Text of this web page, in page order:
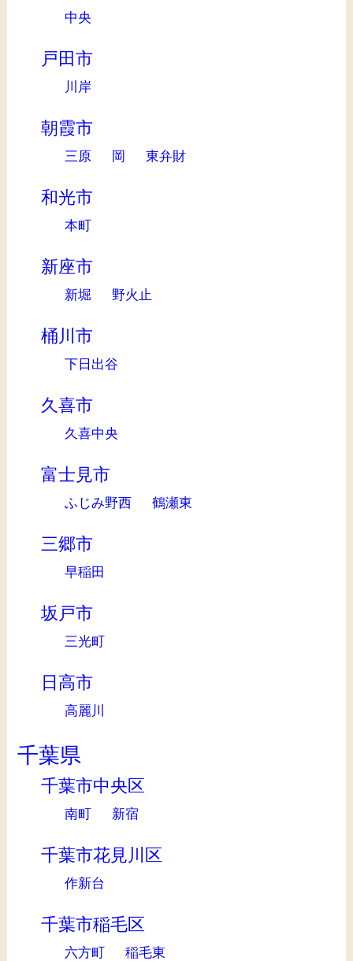
中央
戸田市
川岸
朝霞市
三原 岡 東弁財
和光市
本町
新座市
新堀 野火止
桶川市
下日出谷
久喜市
久喜中央
富士見市
ふじみ野西 鶴瀬東
三郷市
早稲田
坂戸市
三光町
日高市
高麗川
千葉県
千葉市中央区
南町 新宿
千葉市花見川区
作新台
千葉市稲毛区
六方町 稲毛東